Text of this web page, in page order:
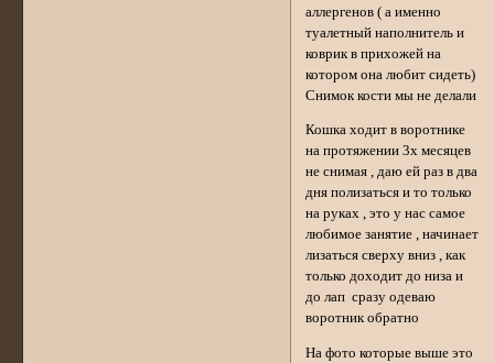
аллергенов ( а именно
туалетный наполнитель и
коврик в прихожей на
котором она любит сидеть)
Снимок кости мы не делали
Кошка ходит в воротнике
на протяжении 3х месяцев
не снимая , даю ей раз в два
дня полизаться и то только
на руках , это у нас самое
любимое занятие , начинает
лизаться сверху вниз , как
только доходит до низа и
до лап сразу одеваю
воротник обратно
На фото которые выше это